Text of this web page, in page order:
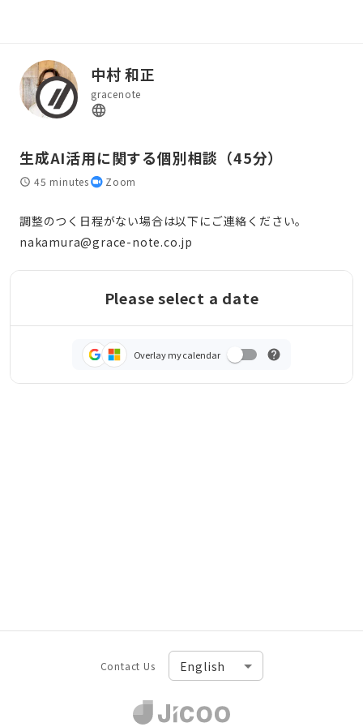
中村 和正
gracenote
生成AI活用に関する個別相談（45分）
45 minutes Zoom
調整のつく日程がない場合は以下にご連絡ください。
nakamura@grace-note.co.jp
Please select a date
Overlay my calendar
Contact Us